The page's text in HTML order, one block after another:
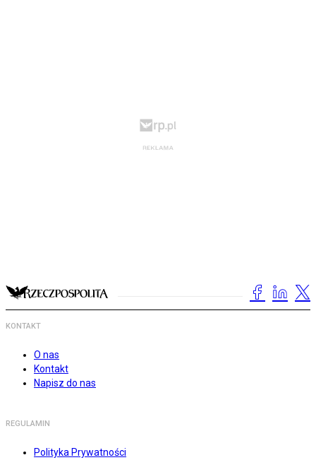
KONTAKT
O nas
Kontakt
Napisz do nas
REGULAMIN
Polityka Prywatności